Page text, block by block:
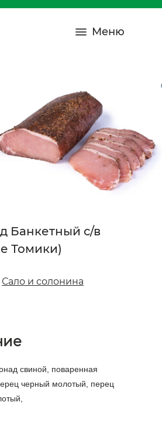
Меню
Банкетный с/в
Томики)
Сало и солонина
свиной, поваренная
черный молотый, перец